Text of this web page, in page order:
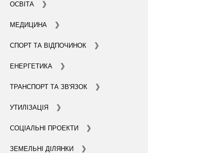
ГІД ДЛЯ ІНВЕСТОРІВ
ІНВЕСТИЦІЙНІ ПРОПОЗИЦІЇ
ОСВІТА
МЕДИЦИНА
СПОРТ ТА ВІДПОЧИНОК
ЕНЕРГЕТИКА
ТРАНСПОРТ ТА ЗВ'ЯЗОК
УТИЛІЗАЦІЯ
СОЦІАЛЬНІ ПРОЕКТИ
ЗЕМЕЛЬНІ ДІЛЯНКИ